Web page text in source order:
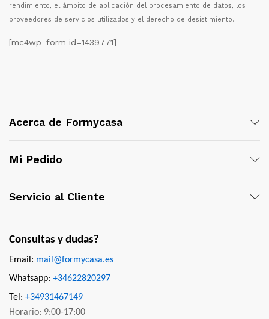
rendimiento, el ámbito de aplicación del procesamiento de datos, los
proveedores de servicios utilizados y el derecho de desistimiento.
[mc4wp_form id=1439771]
Acerca de Formycasa
Mi Pedido
Servicio al Cliente
Consultas y dudas?
Email: mail@formycasa.es
Whatsapp: +34622820297
Tel: +34931467149
Horario: 9:00-17:00